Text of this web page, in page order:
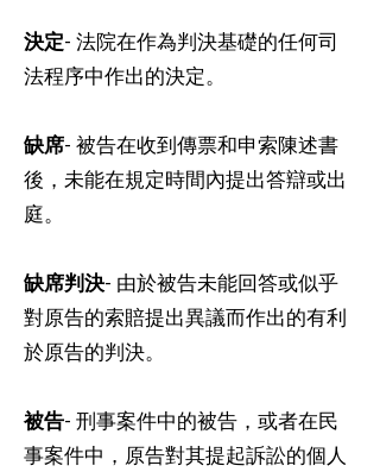
決定- 法院在作為判決基礎的任何司
法程序中作出的決定。
缺席- 被告在收到傳票和申索陳述書
後，未能在規定時間內提出答辯或出
庭。
缺席判決- 由於被告未能回答或似乎
對原告的索賠提出異議而作出的有利
於原告的判決。
被告- 刑事案件中的被告，或者在民
事案件中，原告對其提起訴訟的個人